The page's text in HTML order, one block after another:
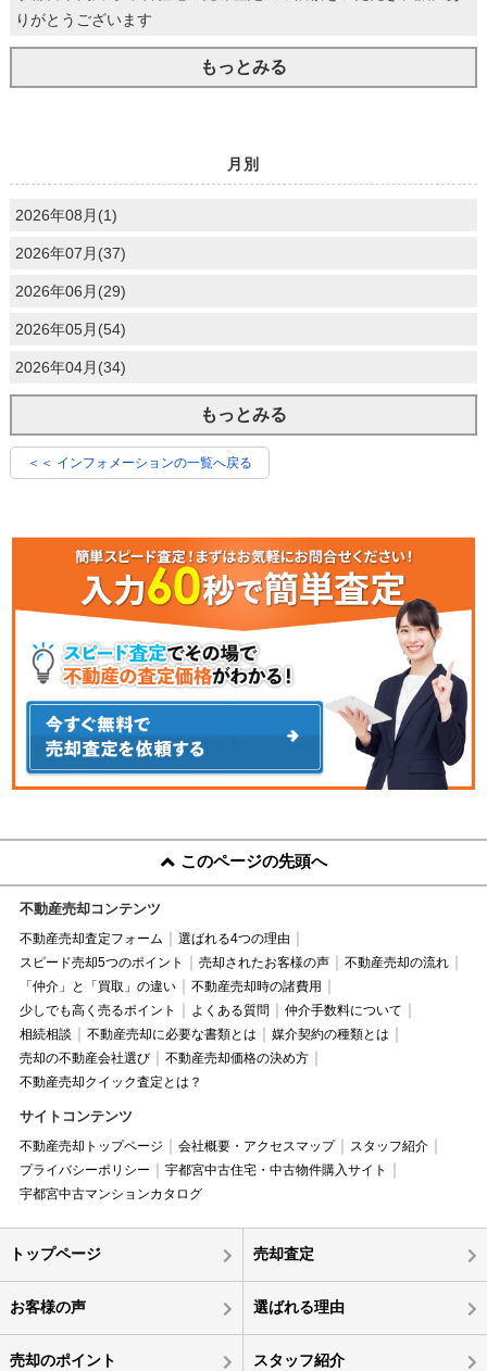
りがとうございます
もっとみる
月別
2026年08月(1)
2026年07月(37)
2026年06月(29)
2026年05月(54)
2026年04月(34)
もっとみる
＜＜ インフォメーションの一覧へ戻る
このページの先頭へ
不動産売却コンテンツ
不動産売却査定フォーム
選ばれる4つの理由
スピード売却5つのポイント
売却されたお客様の声
不動産売却の流れ
「仲介」と「買取」の違い
不動産売却時の諸費用
少しでも高く売るポイント
よくある質問
仲介手数料について
相続相談
不動産売却に必要な書類とは
媒介契約の種類とは
売却の不動産会社選び
不動産売却価格の決め方
不動産売却クイック査定とは？
サイトコンテンツ
不動産売却トップページ 会社概要・アクセスマップ
スタッフ紹介
プライバシーポリシー
宇都宮中古住宅・中古物件購入サイト
宇都宮中古マンションカタログ
トップページ 売却査定
お客様の声 選ばれる理由
売却のポイント スタッフ紹介